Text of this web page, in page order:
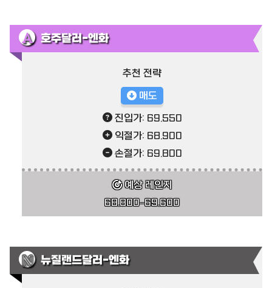
호주달러-엔화
추천 전략
매도
진입가: 69.550
익절가: 68.900
손절가: 69.800
예상 레인지
68.800–69.600
뉴질랜드달러-엔화